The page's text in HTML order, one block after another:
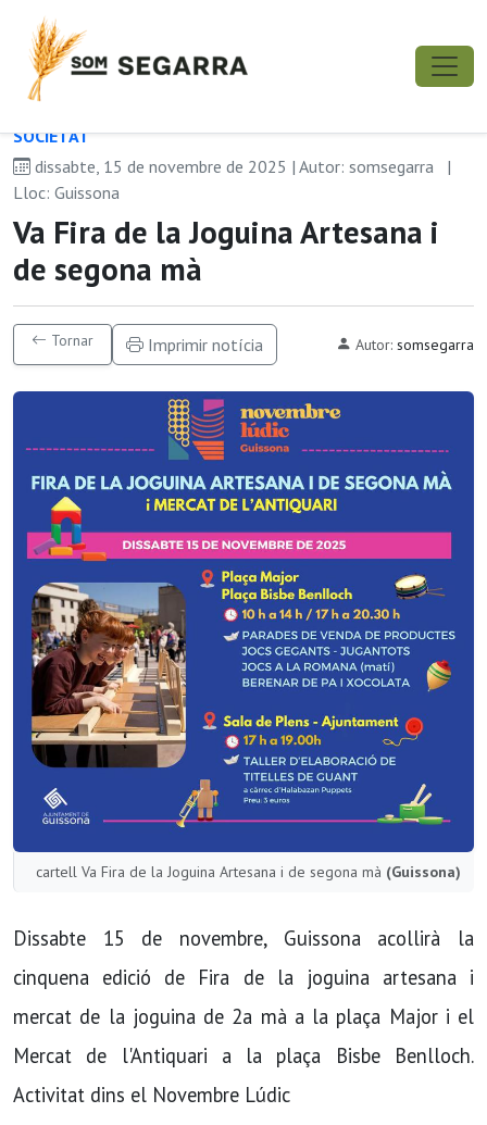
SOCIETAT
dissabte, 15 de novembre de 2025 | Autor: somsegarra
|
Lloc: Guissona
Va Fira de la Joguina Artesana i
de segona mà
Tornar Imprimir notícia Autor: somsegarra
cartell Va Fira de la Joguina Artesana i de segona mà (Guissona)
Dissabte 15 de novembre, Guissona acollirà la
cinquena edició de Fira de la joguina artesana i
mercat de la joguina de 2a mà a la plaça Major i el
Mercat de l'Antiquari a la plaça Bisbe Benlloch.
Activitat dins el Novembre Lúdic